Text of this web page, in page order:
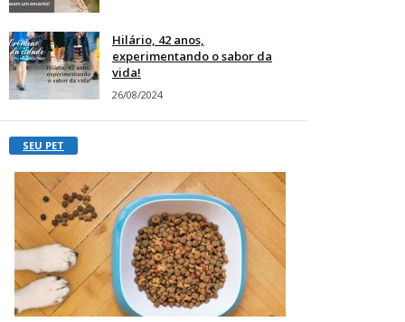
Hilário, 42 anos,
experimentando o sabor da
vida!
26/08/2024
SEU PET